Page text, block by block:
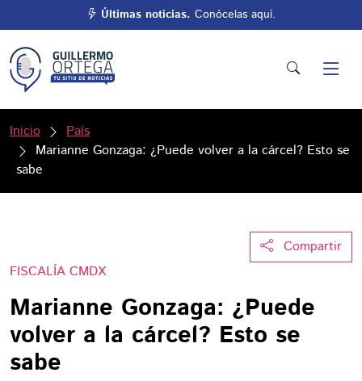
Últimas noticias. Conócelas aquí.
Inicio
País
Marianne Gonzaga: ¿Puede volver a la cárcel? Esto se
sabe
Compartir
FISCALÍA CMDX
Marianne Gonzaga: ¿Puede
volver a la cárcel? Esto se
sabe